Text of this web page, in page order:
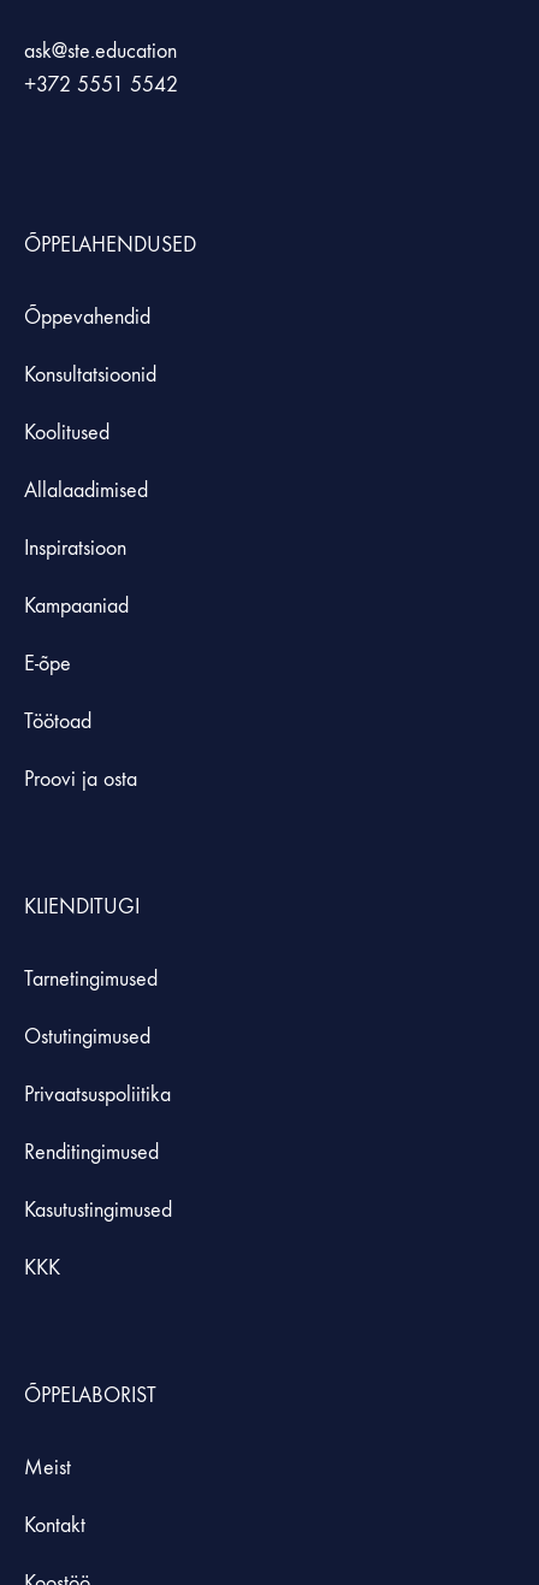
ask@ste.education
+372 5551 5542
ÕPPELAHENDUSED
Õppevahendid
Konsultatsioonid
Koolitused
Allalaadimised
Inspiratsioon
Kampaaniad
E-õpe
Töötoad
Proovi ja osta
KLIENDITUGI
Tarnetingimused
Ostutingimused
Privaatsuspoliitika
Renditingimused
Kasutustingimused
KKK
ÕPPELABORIST
Meist
Kontakt